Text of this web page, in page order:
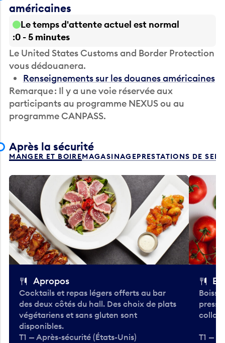
américaines
Le temps d'attente actuel est normal
0 - 5 minutes
Le United States Customs and Border Protection
vous dédouanera.
Renseignements sur les douanes américaines
Remarque : Il y a une voie réservée aux
participants au programme NEXUS ou au
programme CANPASS.
Après la sécurité
MANGER ET BOIREMAGASINAGEPRESTATIONS DE
Apropos
Cocktails et repas légers offerts au bar
des deux côtés du hall. Des choix de plats
végétariens et sans gluten sont
disponibles.
T1 — Après-sécurité (États-Unis)
T1 —